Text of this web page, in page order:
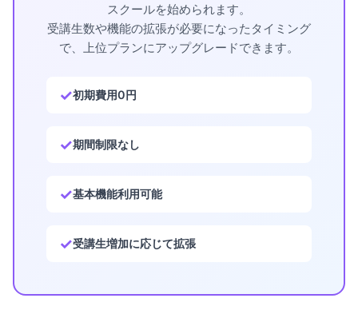
スクールを始められます。
受講生数や機能の拡張が必要になったタイミング
で、上位プランにアップグレードできます。
初期費用0円
期間制限なし
基本機能利用可能
受講生増加に応じて拡張